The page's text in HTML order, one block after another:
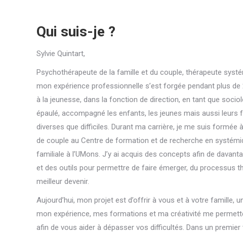
Qui suis-je ?
Sylvie Quintart,
Psychothérapeute de la famille et du couple, thérapeute
mon expérience professionnelle s’est forgée pendant plus de
à la jeunesse, dans la fonction de direction, en tant que
épaulé, accompagné les enfants, les jeunes mais aussi
diverses que difficiles. Durant ma carrière, je me suis formée
de couple au Centre de formation et de recherche en
familiale à l’UMons. J’y ai acquis des concepts afin de
et des outils pour permettre de faire émerger, du processus
meilleur devenir.
Aujourd’hui, mon projet est d’offrir à vous et à votre famille,
mon expérience, mes formations et ma créativité me
afin de vous aider à dépasser vos difficultés. Dans un